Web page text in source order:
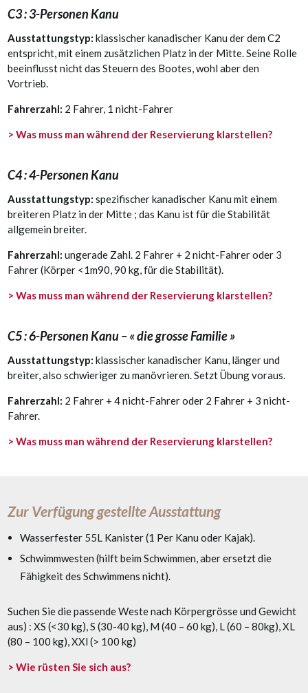
C3 : 3-Personen Kanu
Ausstattungstyp: klassischer kanadischer Kanu der dem C2
entspricht, mit einem zusätzlichen Platz in der Mitte. Seine Rolle
beeinflusst nicht das Steuern des Bootes, wohl aber den
Vortrieb.
Fahrerzahl: 2 Fahrer, 1 nicht-Fahrer
> Was muss man während der Reservierung klarstellen?
C4 : 4-Personen Kanu
Ausstattungstyp: spezifischer kanadischer Kanu mit einem
breiteren Platz in der Mitte ; das Kanu ist für die Stabilität
allgemein breiter.
Fahrerzahl: ungerade Zahl. 2 Fahrer + 2 nicht-Fahrer oder 3
Fahrer (Körper <1m90, 90 kg, für die Stabilität).
> Was muss man während der Reservierung klarstellen?
C5 : 6-Personen Kanu – « die grosse Familie »
Ausstattungstyp: klassischer kanadischer Kanu, länger und
breiter, also schwieriger zu manövrieren. Setzt Übung voraus.
Fahrerzahl: 2 Fahrer + 4 nicht-Fahrer oder 2 Fahrer + 3 nicht-
Fahrer.
> Was muss man während der Reservierung klarstellen?
Zur Verfügung gestellte Ausstattung
Wasserfester 55L Kanister (1 Per Kanu oder Kajak).
Schwimmwesten (hilft beim Schwimmen, aber ersetzt die
Fähigkeit des Schwimmens nicht).
Suchen Sie die passende Weste nach Körpergrösse und Gewicht
aus) : XS (<30 kg), S (30-40 kg), M (40 – 60 kg), L (60 – 80kg), XL
(80 – 100 kg), XXl (> 100 kg)
> Wie rüsten Sie sich aus?